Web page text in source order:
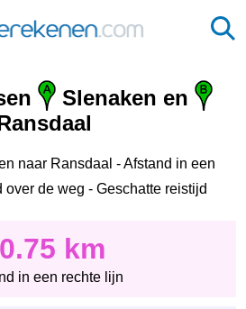
Slenaken en
naar Ransdaal - Afstand in een
over de weg - Geschatte reistijd
km
in een rechte lijn